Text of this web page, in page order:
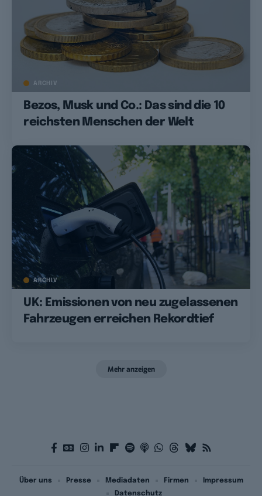
ARCHIV
Bezos, Musk und Co.: Das sind die 10
reichsten Menschen der Welt
ARCHIV
UK: Emissionen von neu zugelassenen
Fahrzeugen erreichen Rekordtief
Mehr anzeigen
Über uns Presse Mediadaten Firmen
Impressum
Datenschutz